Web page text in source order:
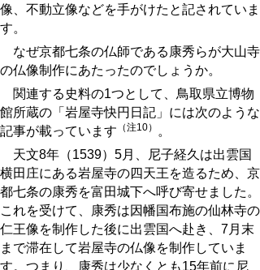
像、不動立像などを手がけたと記されていま
す。
なぜ京都七条の仏師である康秀らが大山寺
の仏像制作にあたったのでしょうか。
関連する史料の1つとして、鳥取県立博物
館所蔵の「岩屋寺快円日記」には次のような
記事が載っています （注10）
。
天文8年（1539）5月、尼子経久は出雲国
横田庄にある岩屋寺の四天王を造るため、京
都七条の康秀を富田城下へ呼び寄せました。
これを受けて、康秀は因幡国布施の仙林寺の
仁王像を制作した後に出雲国へ赴き、7月末
まで滞在して岩屋寺の仏像を制作していま
す。つまり、康秀は少なくとも15年前に尼